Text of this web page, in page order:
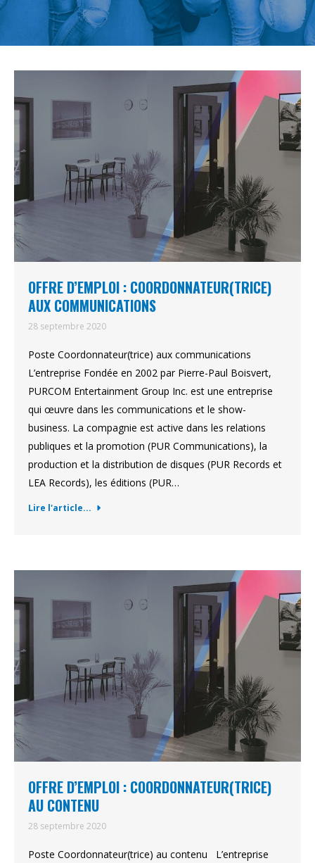
OFFRE D’EMPLOI : COORDONNATEUR(TRICE)
AUX COMMUNICATIONS
28 septembre 2020
Poste Coordonnateur(trice) aux communications
L’entreprise Fondée en 2002 par Pierre-Paul Boisvert,
PURCOM Entertainment Group Inc. est une entreprise
qui œuvre dans les communications et le show-
business. La compagnie est active dans les relations
publiques et la promotion (PUR Communications), la
production et la distribution de disques (PUR Records et
LEA Records), les éditions (PUR…
Lire l'article...
OFFRE D’EMPLOI : COORDONNATEUR(TRICE)
AU CONTENU
28 septembre 2020
Poste Coordonnateur(trice) au contenu L’entreprise